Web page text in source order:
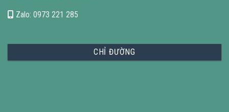
Zalo: 0973 221 285
CHỈ ĐƯỜNG